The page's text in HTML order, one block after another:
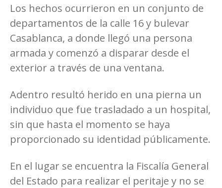
Los hechos ocurrieron en un conjunto de
departamentos de la calle 16 y bulevar
Casablanca, a donde llegó una persona
armada y comenzó a disparar desde el
exterior a través de una ventana.
Adentro resultó herido en una pierna un
individuo que fue trasladado a un hospital,
sin que hasta el momento se haya
proporcionado su identidad públicamente.
En el lugar se encuentra la Fiscalía General
del Estado para realizar el peritaje y no se